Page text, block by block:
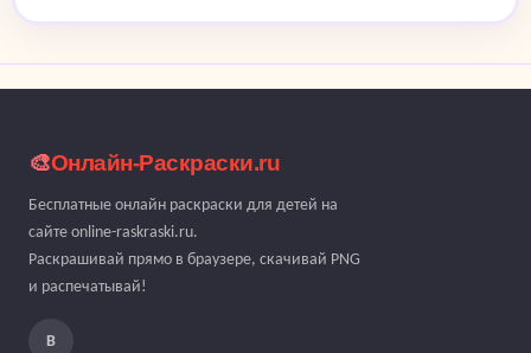
🎨Онлайн-Раскраски.ru
Бесплатные онлайн раскраски для детей на
сайте online-raskraski.ru.
Раскрашивай прямо в браузере, скачивай PNG
и распечатывай!
В